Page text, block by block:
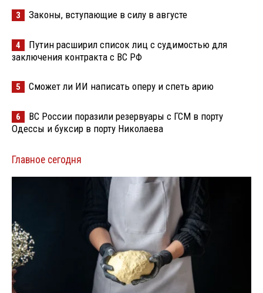
3 Законы, вступающие в силу в августе
4
Путин расширил список лиц с судимостью для
заключения контракта с ВС РФ
5 Сможет ли ИИ написать оперу и спеть арию
6
ВС России поразили резервуары с ГСМ в порту
Одессы и буксир в порту Николаева
Главное сегодня